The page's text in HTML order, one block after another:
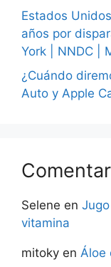
Estados
años por
York | NNDC |
¿Cuándo
Auto y Apple
Selene en
vitamina
mitoky en Áloe